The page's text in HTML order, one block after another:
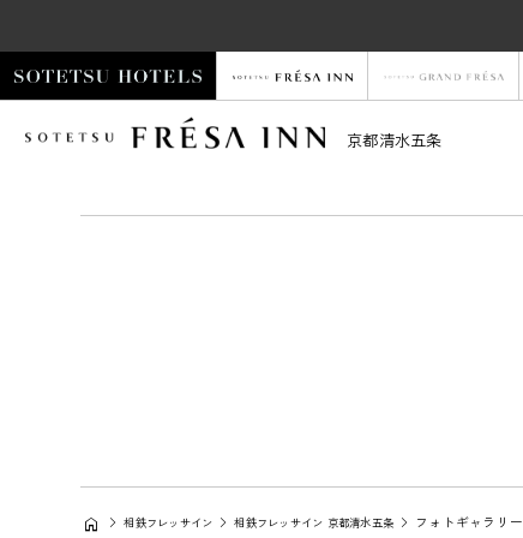
京都清水五条
相鉄フレッサイン 相鉄フレッサイン 京都清水五条 フォトギャラリー